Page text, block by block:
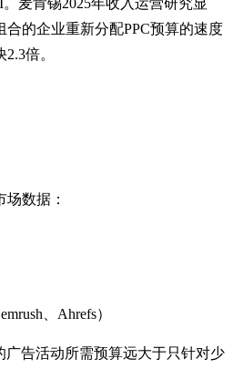
麦肯锡2025年收入运营研究显
的企业重新分配PPC预算的速度
倍。
数据：
、Ahrefs）
广告活动所需预算远大于只针对少